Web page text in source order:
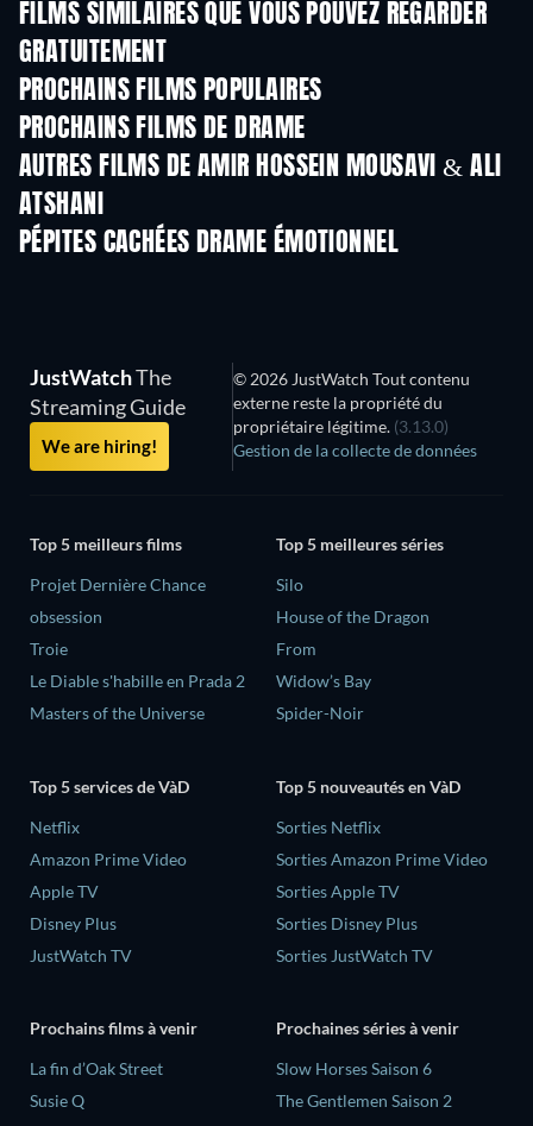
FILMS SIMILAIRES QUE VOUS POUVEZ REGARDER
GRATUITEMENT
PROCHAINS FILMS POPULAIRES
PROCHAINS FILMS DE DRAME
AUTRES FILMS DE AMIR HOSSEIN MOUSAVI & ALI
ATSHANI
PÉPITES CACHÉES DRAME ÉMOTIONNEL
JustWatchThe
Streaming Guide
We are hiring!
© 2026 JustWatch Tout contenu
externe reste la propriété du
propriétaire légitime. (3.13.0)
Gestion de la collecte de données
Top 5 meilleurs films
Projet Dernière Chance
obsession
Troie
Le Diable s'habille en Prada 2
Masters of the Universe
Top 5 meilleures séries
Silo
House of the Dragon
From
Widow’s Bay
Spider-Noir
Top 5 services de VàD
Netflix
Amazon Prime Video
Apple TV
Disney Plus
JustWatch TV
Top 5 nouveautés en VàD
Sorties Netflix
Sorties Amazon Prime Video
Sorties Apple TV
Sorties Disney Plus
Sorties JustWatch TV
Prochains films à venir
La fin d’Oak Street
Susie Q
Prochaines séries à venir
Slow Horses Saison 6
The Gentlemen Saison 2